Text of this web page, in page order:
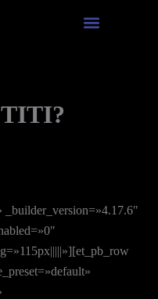
_builder_version=»4.17.6″